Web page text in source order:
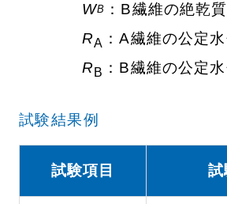
WB ：B繊維の絶乾
RA ：A繊維の公定
RB ：B繊維の公定
試験結果例
試験項目 試